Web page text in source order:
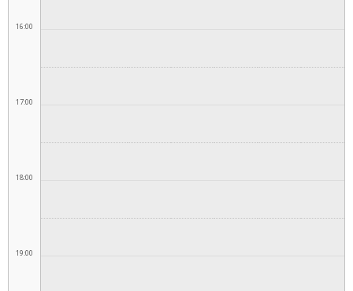
16:00
17:00
18:00
19:00